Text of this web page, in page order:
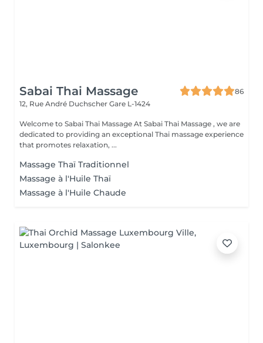
Sabai Thai Massage
86
12, Rue André Duchscher Gare L-1424
Welcome to Sabai Thai Massage At Sabai Thai Massage , we are
dedicated to providing an exceptional Thai massage experience
that promotes relaxation, ...
Massage Thaï Traditionnel
Massage à l'Huile Thaï
Massage à l'Huile Chaude